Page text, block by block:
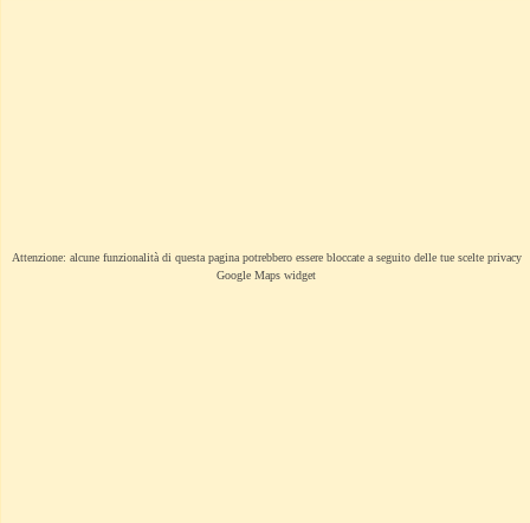
Attenzione: alcune funzionalità di questa pagina potrebbero essere bloccate a seguito delle tue scelte privacy
Google Maps widget